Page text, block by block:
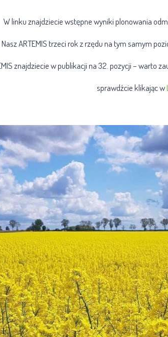
W linku znajdziecie wstępne wyniki plonowania
Nasz ARTEMIS trzeci rok z rzędu na tym samym
znajdziecie w publikacji na 32. pozycji – warto
sprawdźcie klikając w